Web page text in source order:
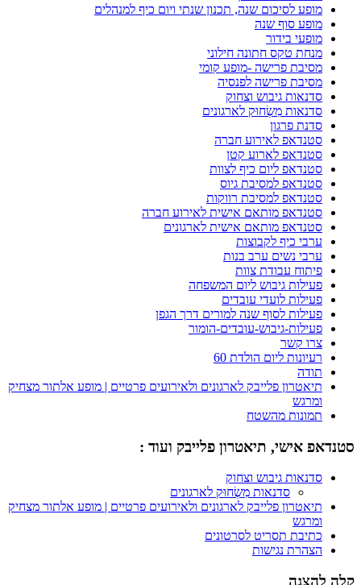
מופע לסיכום שנה, תכנון שנתי ויום כיף למנהלים
מופע סוף שנה
מופעי בידור
מנחת טקס חתונה חילוני
מסיבת פרישה -מופע קומי
מסיבת פרישה לפנסיה
סדנאות גיבוש וצחוק
סדנאות מִשְׂחוּק לארגונים
סדנת פרגון
סטנדאפ לאירוע חברה
סטנדאפ לארוע קטן
סטנדאפ ליום כיף לצוות
סטנדאפ למסיבת גיוס
סטנדאפ למסיבת רווקות
סטנדאפ מותאם אישית לאירוע חברה
סטנדאפ מותאם אישית לארגונים
ערבי כיף לקבוצות
ערבי נשים ערב בנות
פיתוח עבודת צוות
פעילות גיבוש ליום המשפחה
פעילות לועדי עובדים
פעילות לסוף שנה למורים דרך הגפן
פעילות-גיבוש-עובדים-הומור
צרו קשר
רעיונות ליום הולדת 60
תודה
תיאטרון פלייבק לארגונים ולאירועים פרטיים | מופע אלתור מצחיק
ומרגש
תמונות מהשטח
סטנדאפ אישי, תיאטרון פלייבק ועוד :
סדנאות גיבוש וצחוק
סדנאות מִשְׂחוּק לארגונים
תיאטרון פלייבק לארגונים ולאירועים פרטיים | מופע אלתור מצחיק
ומרגש
כתיבת תסריט לסרטונים
הצהרת נגישות
קלה להצגה